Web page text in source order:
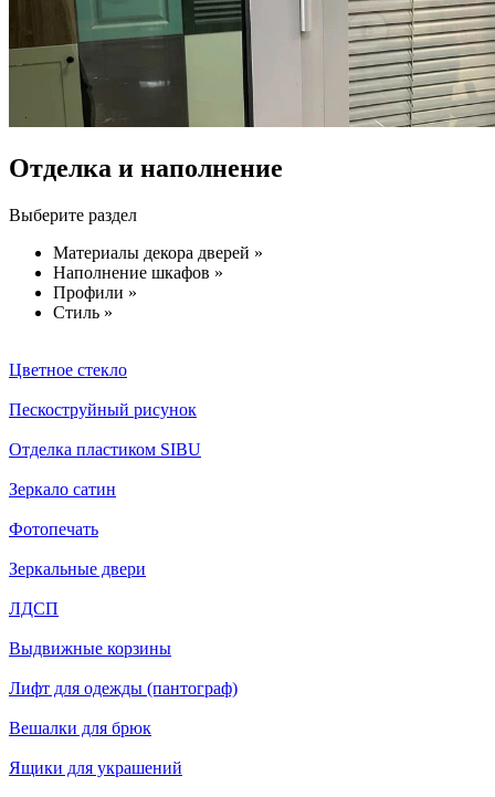
Отделка и наполнение
Выберите раздел
Материалы декора дверей »
Наполнение шкафов »
Профили »
Стиль »
Цветное стекло
Пескоструйный рисунок
Отделка пластиком SIBU
Зеркало сатин
Фотопечать
Зеркальные двери
ЛДСП
Выдвижные корзины
Лифт для одежды (пантограф)
Вешалки для брюк
Ящики для украшений